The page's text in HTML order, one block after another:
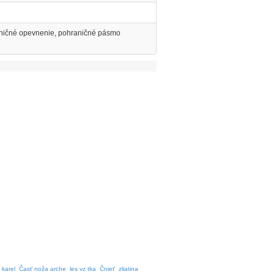
opevnenie, pohraničné pásmo
karel Časť noža arche les vz tka Čnieť zliatina